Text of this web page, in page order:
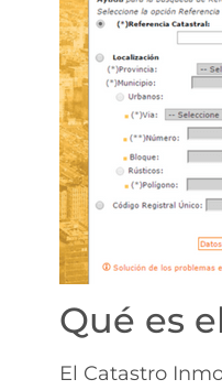
Qué es
El Catastro